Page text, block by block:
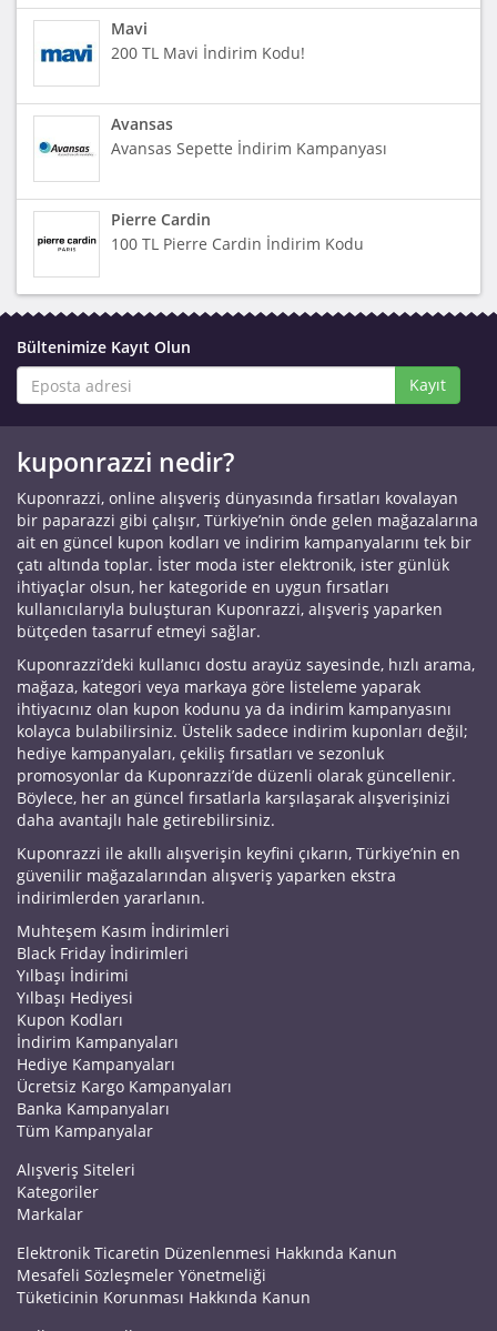
Mavi
200 TL Mavi İndirim Kodu!
Avansas
Avansas Sepette İndirim Kampanyası
Pierre Cardin
100 TL Pierre Cardin İndirim Kodu
Bültenimize Kayıt Olun
Kayıt
kuponrazzi nedir?
Kuponrazzi, online alışveriş dünyasında fırsatları kovalayan
bir paparazzi gibi çalışır, Türkiye’nin önde gelen mağazalarına
ait en güncel kupon kodları ve indirim kampanyalarını tek bir
çatı altında toplar. İster moda ister elektronik, ister günlük
ihtiyaçlar olsun, her kategoride en uygun fırsatları
kullanıcılarıyla buluşturan Kuponrazzi, alışveriş yaparken
bütçeden tasarruf etmeyi sağlar.
Kuponrazzi’deki kullanıcı dostu arayüz sayesinde, hızlı arama,
mağaza, kategori veya markaya göre listeleme yaparak
ihtiyacınız olan kupon kodunu ya da indirim kampanyasını
kolayca bulabilirsiniz. Üstelik sadece indirim kuponları değil;
hediye kampanyaları, çekiliş fırsatları ve sezonluk
promosyonlar da Kuponrazzi’de düzenli olarak güncellenir.
Böylece, her an güncel fırsatlarla karşılaşarak alışverişinizi
daha avantajlı hale getirebilirsiniz.
Kuponrazzi ile akıllı alışverişin keyfini çıkarın, Türkiye’nin en
güvenilir mağazalarından alışveriş yaparken ekstra
indirimlerden yararlanın.
Muhteşem Kasım İndirimleri
Black Friday İndirimleri
Yılbaşı İndirimi
Yılbaşı Hediyesi
Kupon Kodları
İndirim Kampanyaları
Hediye Kampanyaları
Ücretsiz Kargo Kampanyaları
Banka Kampanyaları
Tüm Kampanyalar
Alışveriş Siteleri
Kategoriler
Markalar
Elektronik Ticaretin Düzenlenmesi Hakkında Kanun
Mesafeli Sözleşmeler Yönetmeliği
Tüketicinin Korunması Hakkında Kanun